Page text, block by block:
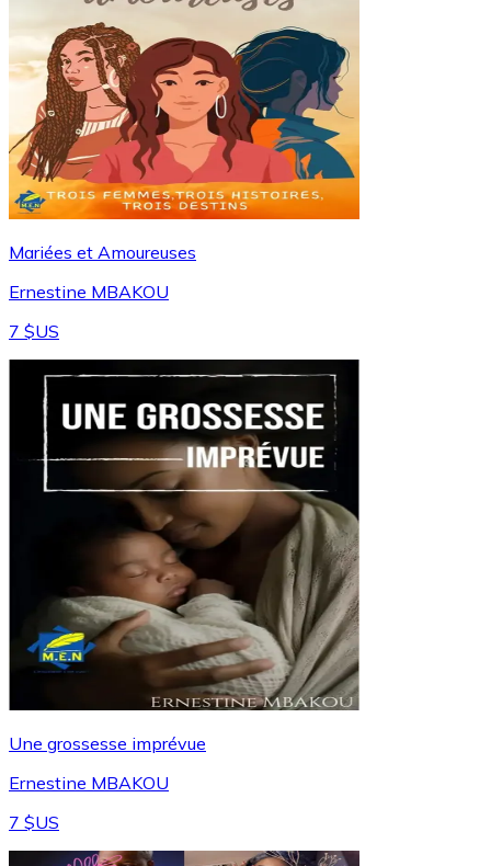
Mariées et Amoureuses
Ernestine MBAKOU
7 $US
Une grossesse imprévue
Ernestine MBAKOU
7 $US